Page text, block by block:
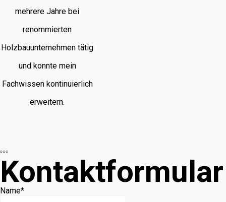
mehrere Jahre bei
renommierten
Holzbauunternehmen tätig
und konnte mein
Fachwissen kontinuierlich
erweitern.
Kontaktformular
Name*